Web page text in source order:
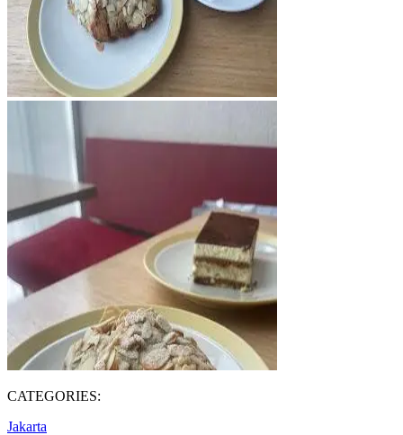
CATEGORIES:
Jakarta